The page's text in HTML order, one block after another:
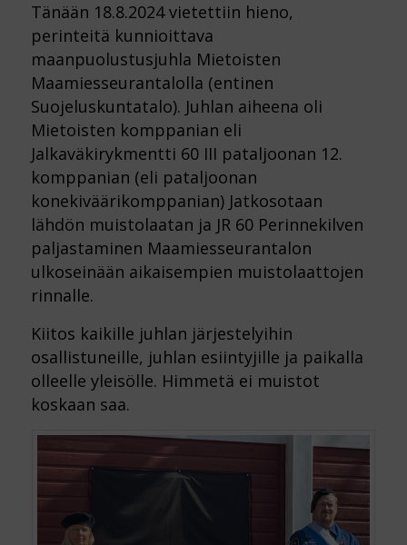
Tänään 18.8.2024 vietettiin hieno,
perinteitä kunnioittava
maanpuolustusjuhla Mietoisten
Maamiesseurantalolla (entinen
Suojeluskuntatalo). Juhlan aiheena oli
Mietoisten komppanian eli
Jalkaväkirykmentti 60 III pataljoonan 12.
komppanian (eli pataljoonan
konekiväärikomppanian) Jatkosotaan
lähdön muistolaatan ja JR 60 Perinnekilven
paljastaminen Maamiesseurantalon
ulkoseinään aikaisempien muistolaattojen
rinnalle.
Kiitos kaikille juhlan järjestelyihin
osallistuneille, juhlan esiintyjille ja paikalla
olleelle yleisölle. Himmetä ei muistot
koskaan saa.